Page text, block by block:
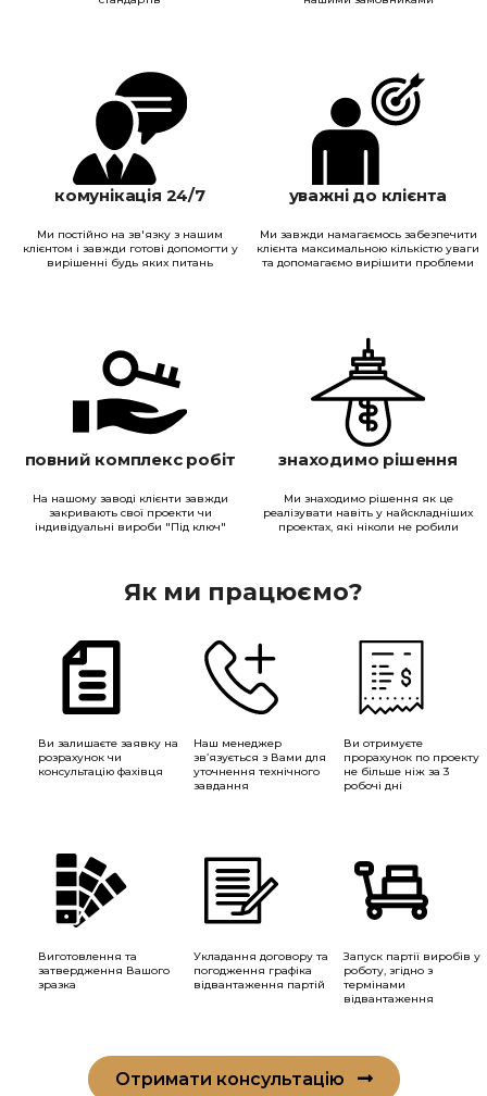
комунікація 24/7
Ми постійно на зв'язку з нашим
клієнтом і завжди готові допомогти у
вирішенні будь яких питань
уважні до клієнта
Ми завжди намагаємось забезпечити
клієнта максимальною кількістю уваги
та допомагаємо вирішити проблеми
повний комплекс робіт
На нашому заводі клієнти завжди
закривають свої проекти чи
індивідуальні вироби "Під ключ"
знаходимо рішення
Ми знаходимо рішення як це
реалізувати навіть у найскладніших
проектах, які ніколи не робили
Як ми працюємо?
Ви залишаєте заявку на
розрахунок чи
консультацію фахівця
Наш менеджер
зв’язується з Вами для
уточнення технічного
завдання
Ви отримуєте
прорахунок по проекту
не більше ніж за 3
робочі дні
Виготовлення та
затвердження Вашого
зразка
Укладання договору та
погодження графіка
відвантаження партій
Запуск партії виробів у
роботу, згідно з
термінами
відвантаження
Отримати консультацію